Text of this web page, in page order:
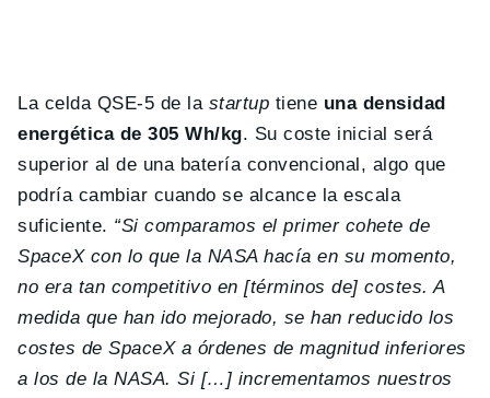
La celda QSE-5 de la startup tiene una densidad
energética de 305 Wh/kg. Su coste inicial será
superior al de una batería convencional, algo que
podría cambiar cuando se alcance la escala
suficiente. “Si comparamos el primer cohete de
SpaceX con lo que la NASA hacía en su momento,
no era tan competitivo en [términos de] costes. A
medida que han ido mejorado, se han reducido los
costes de SpaceX a órdenes de magnitud inferiores
a los de la NASA.Si […] incrementamos nuestros